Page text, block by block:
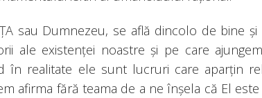
sau Dumnezeu, se află dincolo de bine
ale existenței noastre și pe care
în realitate ele sunt lucruri care aparțin
afirma fără teama de a ne înșela că El